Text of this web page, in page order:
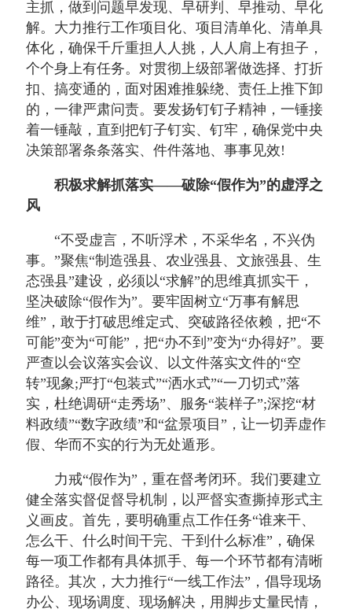
主抓，做到问题早发现、早研判、早推动、早化
解。大力推行工作项目化、项目清单化、清单具
体化，确保千斤重担人人挑，人人肩上有担子，
个个身上有任务。对贯彻上级部署做选择、打折
扣、搞变通的，面对困难推躲绕、责任上推下卸
的，一律严肃问责。要发扬钉钉子精神，一锤接
着一锤敲，直到把钉子钉实、钉牢，确保党中央
决策部署条条落实、件件落地、事事见效!
积极求解抓落实——破除“假作为”的虚浮之
风
“不受虚言，不听浮术，不采华名，不兴伪
事。”聚焦“制造强县、农业强县、文旅强县、生
态强县”建设，必须以“求解”的思维真抓实干，
坚决破除“假作为”。要牢固树立“万事有解思
维”，敢于打破思维定式、突破路径依赖，把“不
可能”变为“可能”，把“办不到”变为“办得好”。要
严查以会议落实会议、以文件落实文件的“空
转”现象;严打“包装式”“洒水式”“一刀切式”落
实，杜绝调研“走秀场”、服务“装样子”;深挖“材
料政绩”“数字政绩”和“盆景项目”，让一切弄虚作
假、华而不实的行为无处遁形。
力戒“假作为”，重在督考闭环。我们要建立
健全落实督促督导机制，以严督实查撕掉形式主
义画皮。首先，要明确重点工作任务“谁来干、
怎么干、什么时间干完、干到什么标准”，确保
每一项工作都有具体抓手、每一个环节都有清晰
路径。其次，大力推行“一线工作法”，倡导现场
办公、现场调度、现场解决，用脚步丈量民情，